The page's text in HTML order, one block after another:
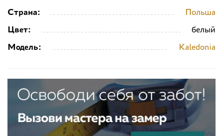
Страна:
Польша
Цвет:
белый
Модель:
Kaledonia